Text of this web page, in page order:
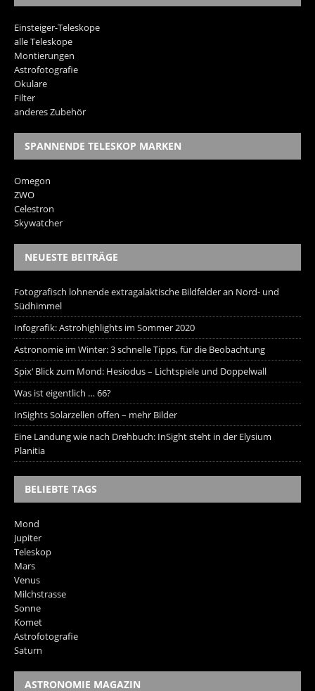
Einsteiger-Teleskope
alle Teleskope
Montierungen
Astrofotografie
Okulare
Filter
anderes Zubehör
SPANNENDE TELESKOP MARKEN
Omegon
ZWO
Celestron
Skywatcher
NEUESTE BEITRÄGE
Fotografisch lohnende extragalaktische Bildfelder an Nord- und
Südhimmel
Infografik: Astrohighlights im Sommer 2020
Astronomie im Winter: 3 schnelle Tipps, für die Beobachtung
Spix‘ Blick zum Mond: Hesiodus – Lichtspiele und Doppelwall
Was ist eigentlich … 66?
InSights Solarzellen offen – mehr Bilder
Eine Landung wie nach Drehbuch: InSight steht in der Elysium
Planitia
BELIEBTE TAGS
Mond
Jupiter
Teleskop
Mars
Venus
Milchstrasse
Sonne
Komet
Astrofotografie
Saturn
ASTRONOMIE MAGAZIN